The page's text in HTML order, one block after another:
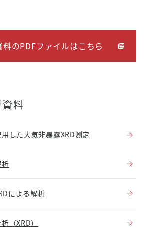
料のPDFファイルはこちら
料
した大気非暴露XRD測定
による解析
（XRD）